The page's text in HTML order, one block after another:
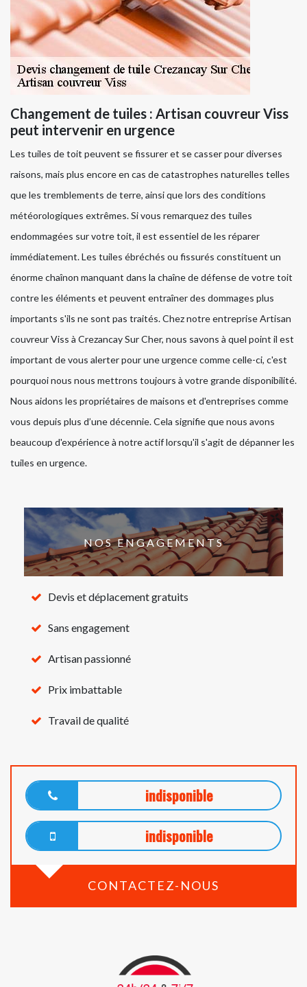
Changement de tuiles : Artisan couvreur Viss
peut intervenir en urgence
Les tuiles de toit peuvent se fissurer et se casser pour diverses
raisons, mais plus encore en cas de catastrophes naturelles telles
que les tremblements de terre, ainsi que lors des conditions
météorologiques extrêmes. Si vous remarquez des tuiles
endommagées sur votre toit, il est essentiel de les réparer
immédiatement. Les tuiles ébréchés ou fissurés constituent un
énorme chaînon manquant dans la chaîne de défense de votre toit
contre les éléments et peuvent entraîner des dommages plus
importants s'ils ne sont pas traités. Chez notre entreprise Artisan
couvreur Viss à Crezancay Sur Cher, nous savons à quel point il est
important de vous alerter pour une urgence comme celle-ci, c'est
pourquoi nous nous mettrons toujours à votre grande disponibilité.
Nous aidons les propriétaires de maisons et d'entreprises comme
vous depuis plus d’une décennie. Cela signifie que nous avons
beaucoup d'expérience à notre actif lorsqu'il s'agit de dépanner les
tuiles en urgence.
NOS ENGAGEMENTS
Devis et déplacement gratuits
Sans engagement
Artisan passionné
Prix imbattable
Travail de qualité
indisponible
indisponible
CONTACTEZ-NOUS